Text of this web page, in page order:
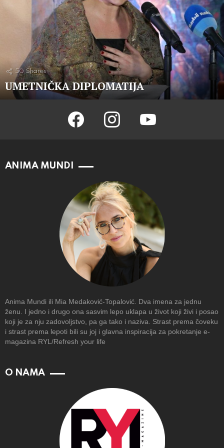
50 Shares
UMETNIČKA DIPLOMATIJA
facebook instagram youtube
ANIMA MUNDI
Anima Mundi ili Mia Medaković-Topalović. Dva imena za jednu
ženu. I jedno i drugo ona sasvim lepo uklapa u život koji živi i posao
koji je za nju zadovoljstvo, pa ga tako i naziva. Strast prema čoveku
i strast prema lepoti bili su joj i glavna inspiracija za pokretanje e-
magazina RYL/Refresh your life
O NAMA